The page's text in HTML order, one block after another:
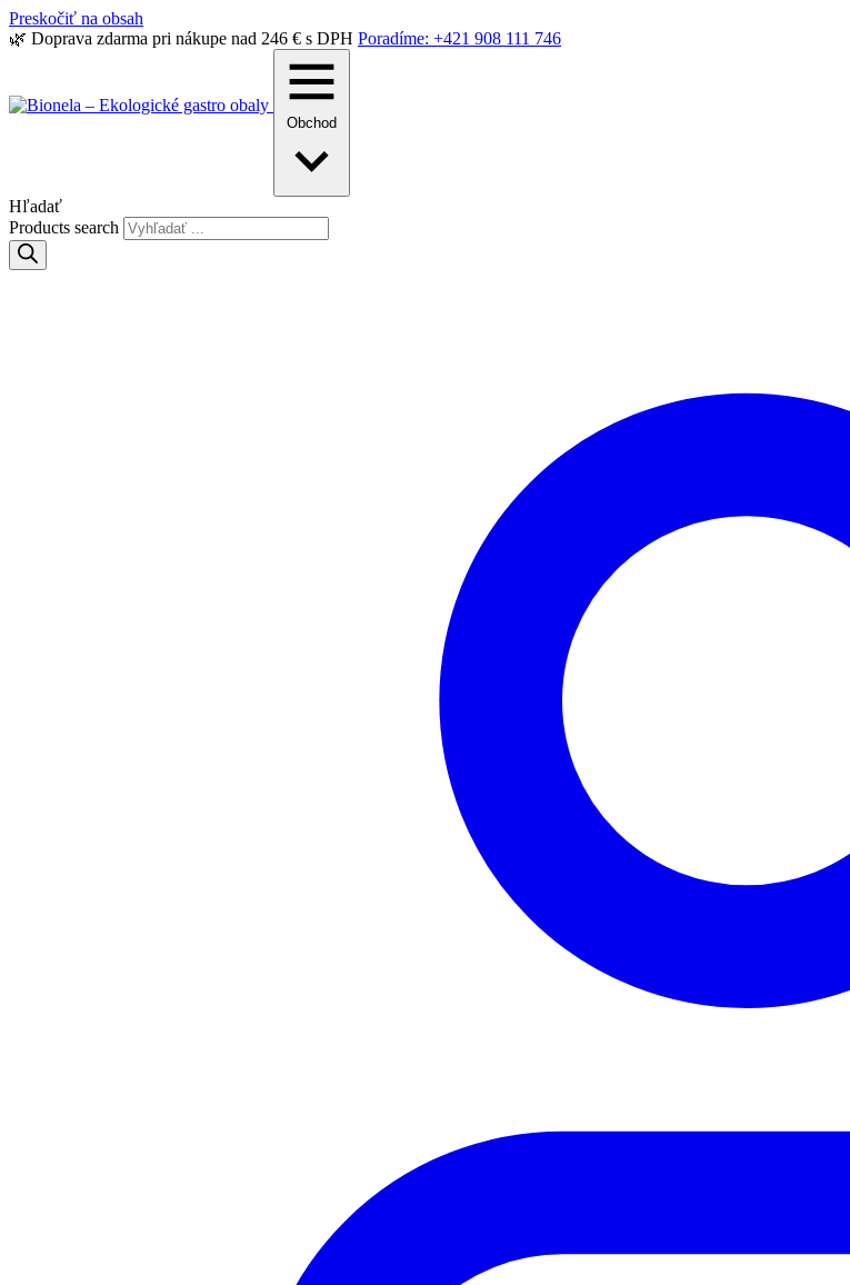
Preskočiť na obsah
🌿 Doprava zdarma pri nákupe nad 246 € s DPH Poradíme: +421 908 111 746
Obchod
Hľadať
Products search